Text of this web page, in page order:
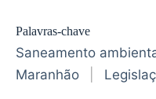
Palavras-chave
Saneamento
Maranhão